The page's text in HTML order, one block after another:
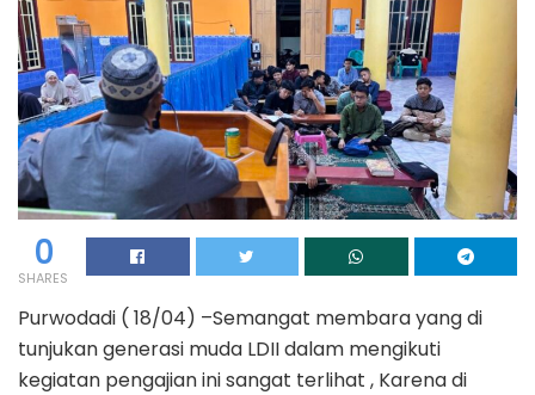
0
SHARES
Purwodadi ( 18/04) –Semangat membara yang di
tunjukan generasi muda LDII dalam mengikuti
kegiatan pengajian ini sangat terlihat , Karena di